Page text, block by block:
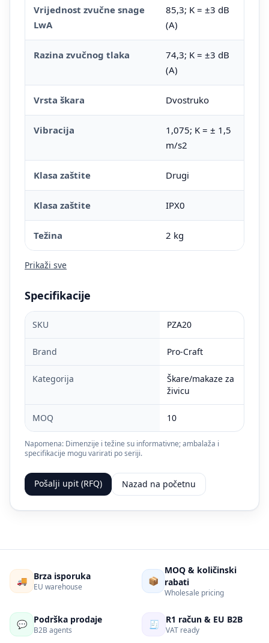
Vrijednost zvučne snage
LwA
85,3; K = ±3 dB
(A)
Razina zvučnog tlaka
74,3; K = ±3 dB
(A)
Vrsta škara Dvostruko
Vibracija
1,075; K = ± 1,5
m/s2
Klasa zaštite Drugi
Klasa zaštite IPX0
Težina 2 kg
Prikaži sve
Specifikacije
SKU PZA20
Brand Pro-Craft
Kategorija
Škare/makaze za
živicu
MOQ 10
Napomena: Dimenzije i težine su informativne; ambalaža i
specifikacije mogu varirati po seriji.
Pošalji upit (RFQ) Nazad na početnu
🚚 Brza isporuka
EU warehouse
📦
MOQ & količinski
rabati
Wholesale pricing
💬 Podrška prodaje
B2B agents
🧾 R1 račun & EU B2B
VAT ready